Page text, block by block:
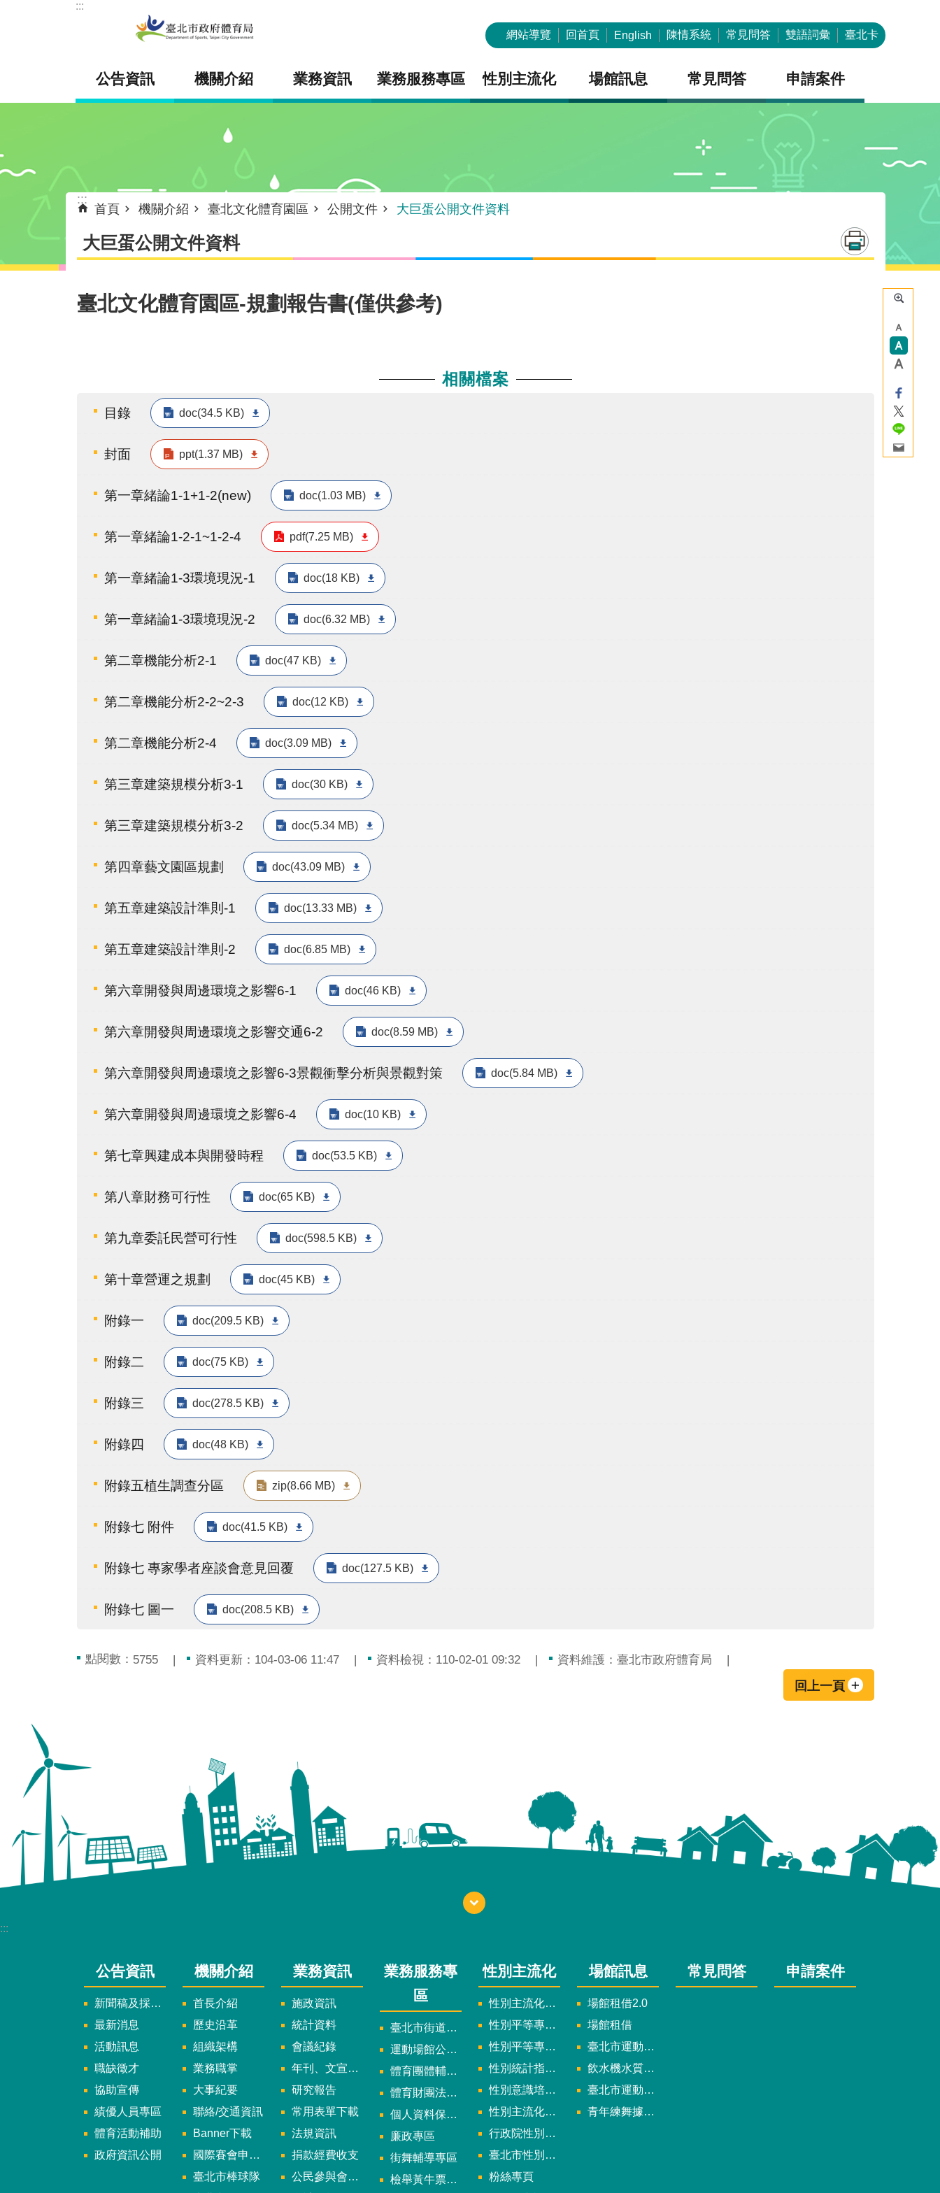
跳到主要內容區塊
:::
網站導覽 回首頁 English 陳情系統 常見問答 雙語詞彙 臺北卡
公告資訊 機關介紹 業務資訊 業務服務專區 性別主流化 場館訊息 常見問答 申請案件
:::
首頁 機關介紹 臺北文化體育園區 公開文件 大巨蛋公開文件資料
大巨蛋公開文件資料
臺北文化體育園區-規劃報告書(僅供參考)
相關檔案
目錄 doc(34.5 KB)
封面 ppt(1.37 MB)
第一章緒論1-1+1-2(new) doc(1.03 MB)
第一章緒論1-2-1~1-2-4 pdf(7.25 MB)
第一章緒論1-3環境現況-1 doc(18 KB)
第一章緒論1-3環境現況-2 doc(6.32 MB)
第二章機能分析2-1 doc(47 KB)
第二章機能分析2-2~2-3 doc(12 KB)
第二章機能分析2-4 doc(3.09 MB)
第三章建築規模分析3-1 doc(30 KB)
第三章建築規模分析3-2 doc(5.34 MB)
第四章藝文園區規劃 doc(43.09 MB)
第五章建築設計準則-1 doc(13.33 MB)
第五章建築設計準則-2 doc(6.85 MB)
第六章開發與周邊環境之影響6-1 doc(46 KB)
第六章開發與周邊環境之影響交通6-2 doc(8.59 MB)
第六章開發與周邊環境之影響6-3景觀衝擊分析與景觀對策 doc(5.84 MB)
第六章開發與周邊環境之影響6-4 doc(10 KB)
第七章興建成本與開發時程 doc(53.5 KB)
第八章財務可行性 doc(65 KB)
第九章委託民營可行性 doc(598.5 KB)
第十章營運之規劃 doc(45 KB)
附錄一 doc(209.5 KB)
附錄二 doc(75 KB)
附錄三 doc(278.5 KB)
附錄四 doc(48 KB)
附錄五植生調查分區 zip(8.66 MB)
附錄七 附件 doc(41.5 KB)
附錄七 專家學者座談會意見回覆 doc(127.5 KB)
附錄七 圖一 doc(208.5 KB)
點閱數： 5755 資料更新：104-03-06 11:47 資料檢視：110-02-01 09:32 資料維護：臺北市政府體育局
回上一頁
:::
公告資訊
新聞稿及採訪通知
最新消息
活動訊息
職缺徵才
協助宣傳
績優人員專區
體育活動補助
政府資訊公開
機關介紹
首長介紹
歷史沿革
組織架構
業務職掌
大事紀要
聯絡/交通資訊
Banner下載
國際賽會申辦暨籌辦小組
臺北市棒球隊
業務資訊
施政資訊
統計資料
會議紀錄
年刊、文宣及出版品
研究報告
常用表單下載
法規資訊
捐款經費收支
公民參與會議資訊
業務服務專
區
臺北市街道遊戲申請專區
運動場館公司設立輔導專區
體育團體輔導訪視
體育財團法人/公益信託專區
個人資料保護專區
廉政專區
街舞輔導專區
檢舉黃牛票專區
性別主流化
性別主流化實施計畫暨細部計畫
性別平等專案小組委員名單
性別平等專案小組會議紀錄
性別統計指標及項目
性別意識培力、統計分析案、影響評估案
性別主流化年度成果報告
行政院性別平等會
臺北市性別平等辦公室
粉絲專頁
場館訊息
場館租借2.0
場館租借
臺北市運動中心
飲水機水質檢驗報告
臺北市運動中心預約系統
青年練舞據點地圖
常見問答 申請案件